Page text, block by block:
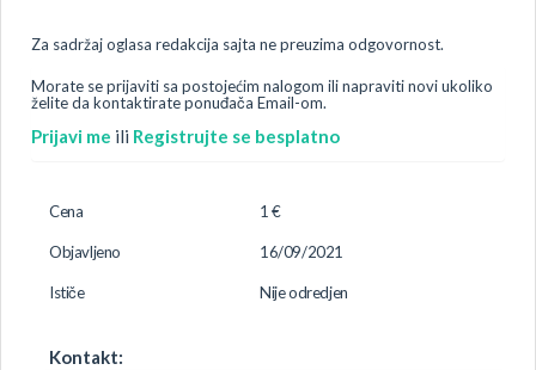
Za sadržaj oglasa redakcija sajta ne preuzima odgovornost.
Morate se prijaviti sa postojećim nalogom ili napraviti novi ukoliko
želite da kontaktirate ponuđača Email-om.
Prijavi me ili Registrujte se besplatno
Cena 1 €
Objavljeno 16/09/2021
Ističe Nije odredjen
Kontakt: